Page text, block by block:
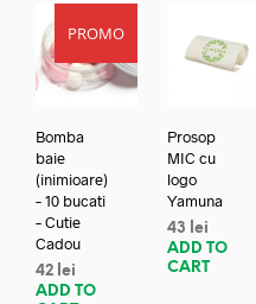
PROMO
Bomba
baie
(inimioare)
– 10 bucati
– Cutie
Cadou
42 lei
ADD TO
Prosop
MIC cu
logo
Yamuna
43
lei
ADD TO
CART